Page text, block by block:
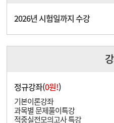
2026년 시험일까지 수강
정규강좌(0원!)
기본이론강좌
과목별 문제풀이특강
적중실전모의고사 특강